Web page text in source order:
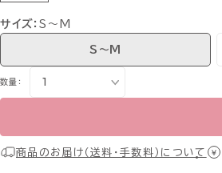
サイズ：S〜M
S〜M
数量：
商品のお届け（送料・手数料）について